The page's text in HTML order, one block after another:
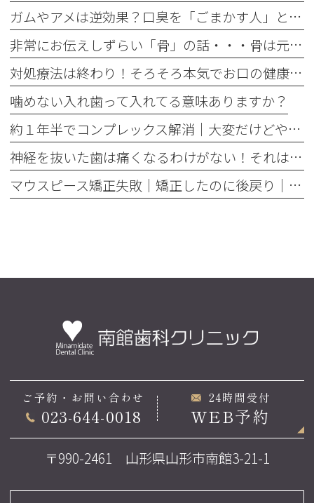
ガムやアメは逆効果？口臭を「ごまかす人」と「治す人」の決定的な違い
非常にお伝えしずらい「骨」の話・・・骨は元には戻せない？
対処療法は終わり！そろそろ本気でお口の健康とは何かを考えませんか
噛めない入れ歯って入れてる意味ありますか？
約１年半でコンプレックス解消｜大変だけどやって良かった歯の矯正治療
神経を抜いた歯は痛くなるわけがない！それは嘘です
マウスピース矯正失敗｜矯正したのに後戻り｜最近よく聞くけどそれってなんで？
ご予約・お問い合わせ
023-644-0018
24時間受付
WEB予約
〒990-2461 山形県山形市南館3-21-1